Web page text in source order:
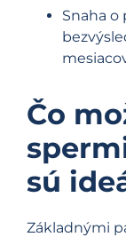
Snaha o
Čo
sú
Základnými